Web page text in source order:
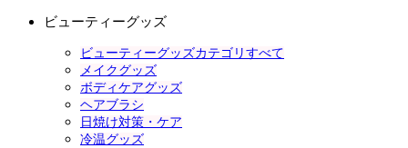
ビューティーグッズ
ビューティーグッズカテゴリすべて
メイクグッズ
ボディケアグッズ
ヘアブラシ
日焼け対策・ケア
冷温グッズ